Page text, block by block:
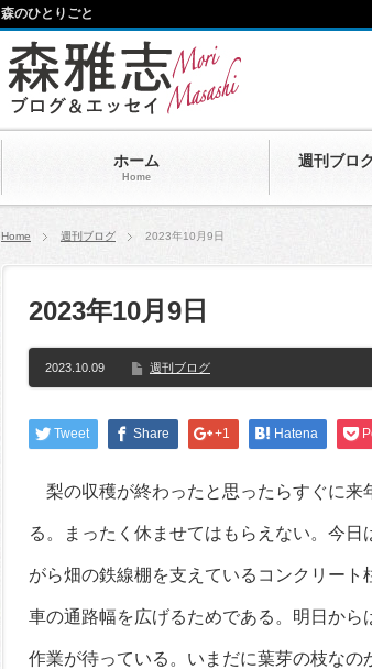
ホーム
Home
週刊ブロ
森のひとりごと
Home 週刊ブログ 2023年10月9日
2023年10月9日
2023.10.09 週刊ブログ
Tweet Share +1 Hatena
梨の収穫が終わったと思ったらすぐに来
る。まったく休ませてはもらえない。今
がら畑の鉄線棚を支えているコンクリー
車の通路幅を広げるためである。明日か
作業が待っている。いまだに葉芽の枝な